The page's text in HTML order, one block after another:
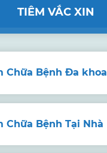
TIÊM VẮC XIN
Chữa Bệnh Đa khoa
Chữa Bệnh Tại Nhà